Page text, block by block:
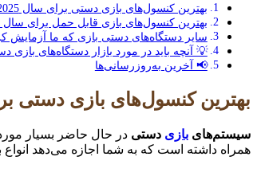
بهترین کنسول‌های بازی دستی برای سال 2025
بهترین کنسول‌های بازی قابل حمل برای سال ۲۰۲۵
سایر دستگاه‌های دستی بازی که ما آزمایش
💡 آنچه باید در مورد بازار دستگاه‌های بازی
📢 آخرین به‌روزرسانی‌ها
بهترین کنسول‌های بازی دستی برای
سیستم‌های بازی دستی در حال حاضر بسیار
همراه داشته است که به شما اجازه می‌دهد انواع